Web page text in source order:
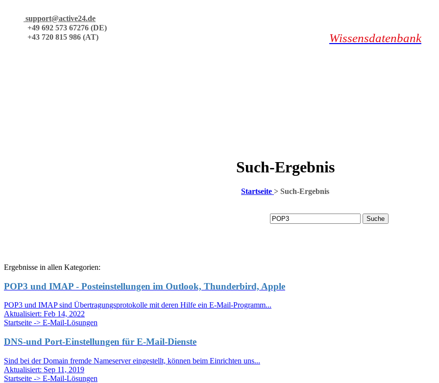
support@active24.de
+49 692 573 67276 (DE)
+43 720 815 986 (AT)
Wissensdatenbank
Such-Ergebnis
Startseite > Such-Ergebnis
Ergebnisse in allen Kategorien:
POP3 und IMAP - Posteinstellungen im Outlook, Thunderbird, Apple
POP3 und IMAP sind Übertragungsprotokolle mit deren Hilfe ein E-Mail-Programm...
Aktualisiert: Feb 14, 2022
Startseite -> E-Mail-Lösungen
DNS-und Port-Einstellungen für E-Mail-Dienste
Sind bei der Domain fremde Nameserver eingestellt, können beim Einrichten uns...
Aktualisiert: Sep 11, 2019
Startseite -> E-Mail-Lösungen